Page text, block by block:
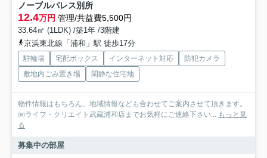
ノーブルパレス別所
12.4万円 管理/共益費5,500円
33.64㎡ (1LDK) /築1年 /3階建
京浜東北線「浦和」駅 徒歩17分
駐輪場 宅配ボックス インターネット対応
防犯カメラ
敷地内ごみ置き場
閑静な住宅地
物件情報はもちろん、地域情報なども合わせてご案内させて頂きます。
㈱ライフ・クリエイト武蔵浦和店までお気軽にご連絡下さい... もっと見
る
募集中の部屋